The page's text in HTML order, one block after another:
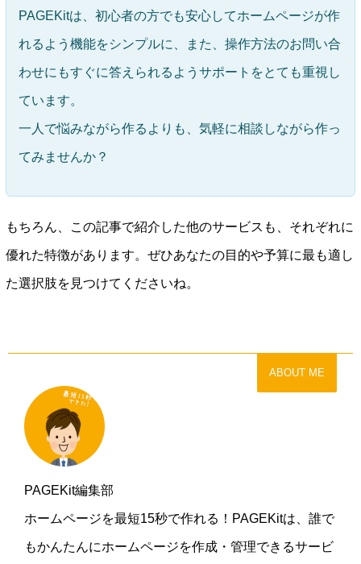
PAGEKitは、初心者の方でも安心してホームページが作
れるよう機能をシンプルに、また、操作方法のお問い合
わせにもすぐに答えられるようサポートをとても重視し
ています。
一人で悩みながら作るよりも、気軽に相談しながら作っ
てみませんか？
もちろん、この記事で紹介した他のサービスも、それぞれに
優れた特徴があります。ぜひあなたの目的や予算に最も適し
た選択肢を見つけてくださいね。
ABOUT ME
PAGEKit編集部
ホームページを最短15秒で作れる！PAGEKitは、誰で
もかんたんにホームページを作成・管理できるサービ